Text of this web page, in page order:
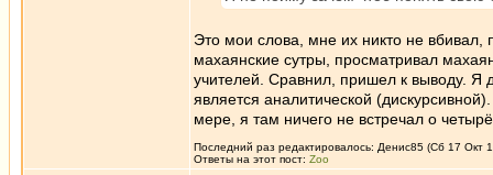
Это мои слова, мне их никто не вбивал,
махаянские сутры, просматривал
учителей. Сравнил, пришел к выводу. Я
является аналитической
мере, я там ничего не встречал о
Последний раз редактировалось: Денис85 (Сб 17 Окт
Ответы на этот пост: Zoo